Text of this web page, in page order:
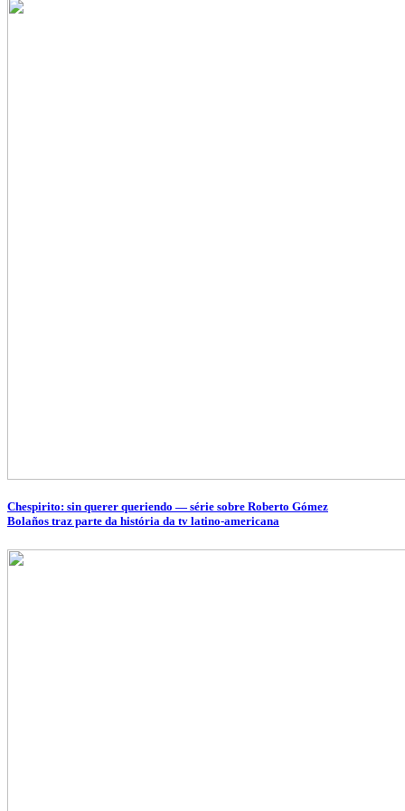
Chespirito: sin querer queriendo — série sobre Roberto Gómez
Bolaños traz parte da história da tv latino-americana